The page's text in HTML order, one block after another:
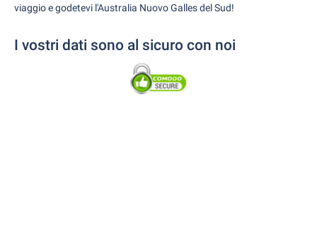
viaggio e godetevi l'Australia Nuovo Galles del Sud!
I vostri dati sono al sicuro con noi